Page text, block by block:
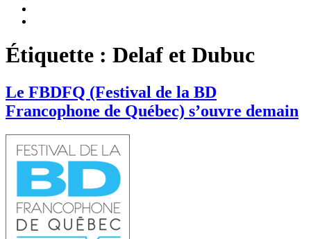
Étiquette : Delaf et Dubuc
Le FBDFQ (Festival de la BD
Francophone de Québec) s’ouvre demain